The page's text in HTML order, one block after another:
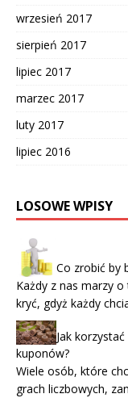
wrzesień 2017
sierpień 2017
lipiec 2017
marzec 2017
luty 2017
lipiec 2016
LOSOWE WPISY
Co zrobić by
Każdy z nas marzy
kryć, gdyż każdy
Jak
kuponów?
Wiele osób, które
grach liczbowych,